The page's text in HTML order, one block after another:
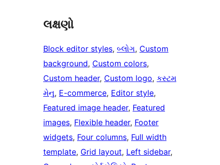
લક્ષણો
Block editor styles, બ્લોગ, Custom
background, Custom colors
Custom header, Custom logo, કસ્ટમ
મેનુ, E-commerce, Editor style
Featured image header, Featured
images, Flexible header, Footer
widgets, Four columns, Full width
template, Grid layout, Left sidebar